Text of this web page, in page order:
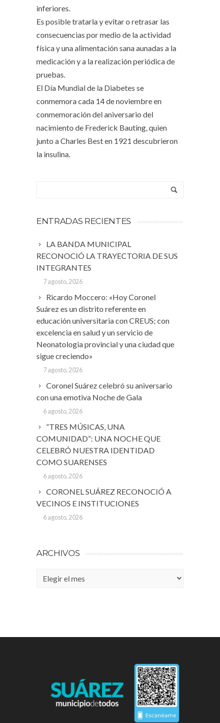
inferiores.
Es posible tratarla y evitar o retrasar las
consecuencias por medio de la actividad
física y una alimentación sana aunadas a la
medicación y a la realización periódica de
pruebas.
El Día Mundial de la Diabetes se
conmemora cada 14 de noviembre en
conmemoración del aniversario del
nacimiento de Frederick Bauting, quien
junto a Charles Best en 1921 descubrieron
la insulina.
ENTRADAS RECIENTES
LA BANDA MUNICIPAL
RECONOCIÓ LA TRAYECTORIA DE SUS
INTEGRANTES
7 agosto, 2026
Ricardo Moccero: «Hoy Coronel
Suárez es un distrito referente en
educación universitaria con CREUS; con
excelencia en salud y un servicio de
Neonatologia provincial y una ciudad que
sigue creciendo»
7 agosto, 2026
Coronel Suárez celebró su aniversario
con una emotiva Noche de Gala
6 agosto, 2026
“TRES MÚSICAS, UNA
COMUNIDAD”: UNA NOCHE QUE
CELEBRÓ NUESTRA IDENTIDAD
COMO SUARENSES
6 agosto, 2026
CORONEL SUÁREZ RECONOCIÓ A
VECINOS E INSTITUCIONES
6 agosto, 2026
ARCHIVOS
Archivos